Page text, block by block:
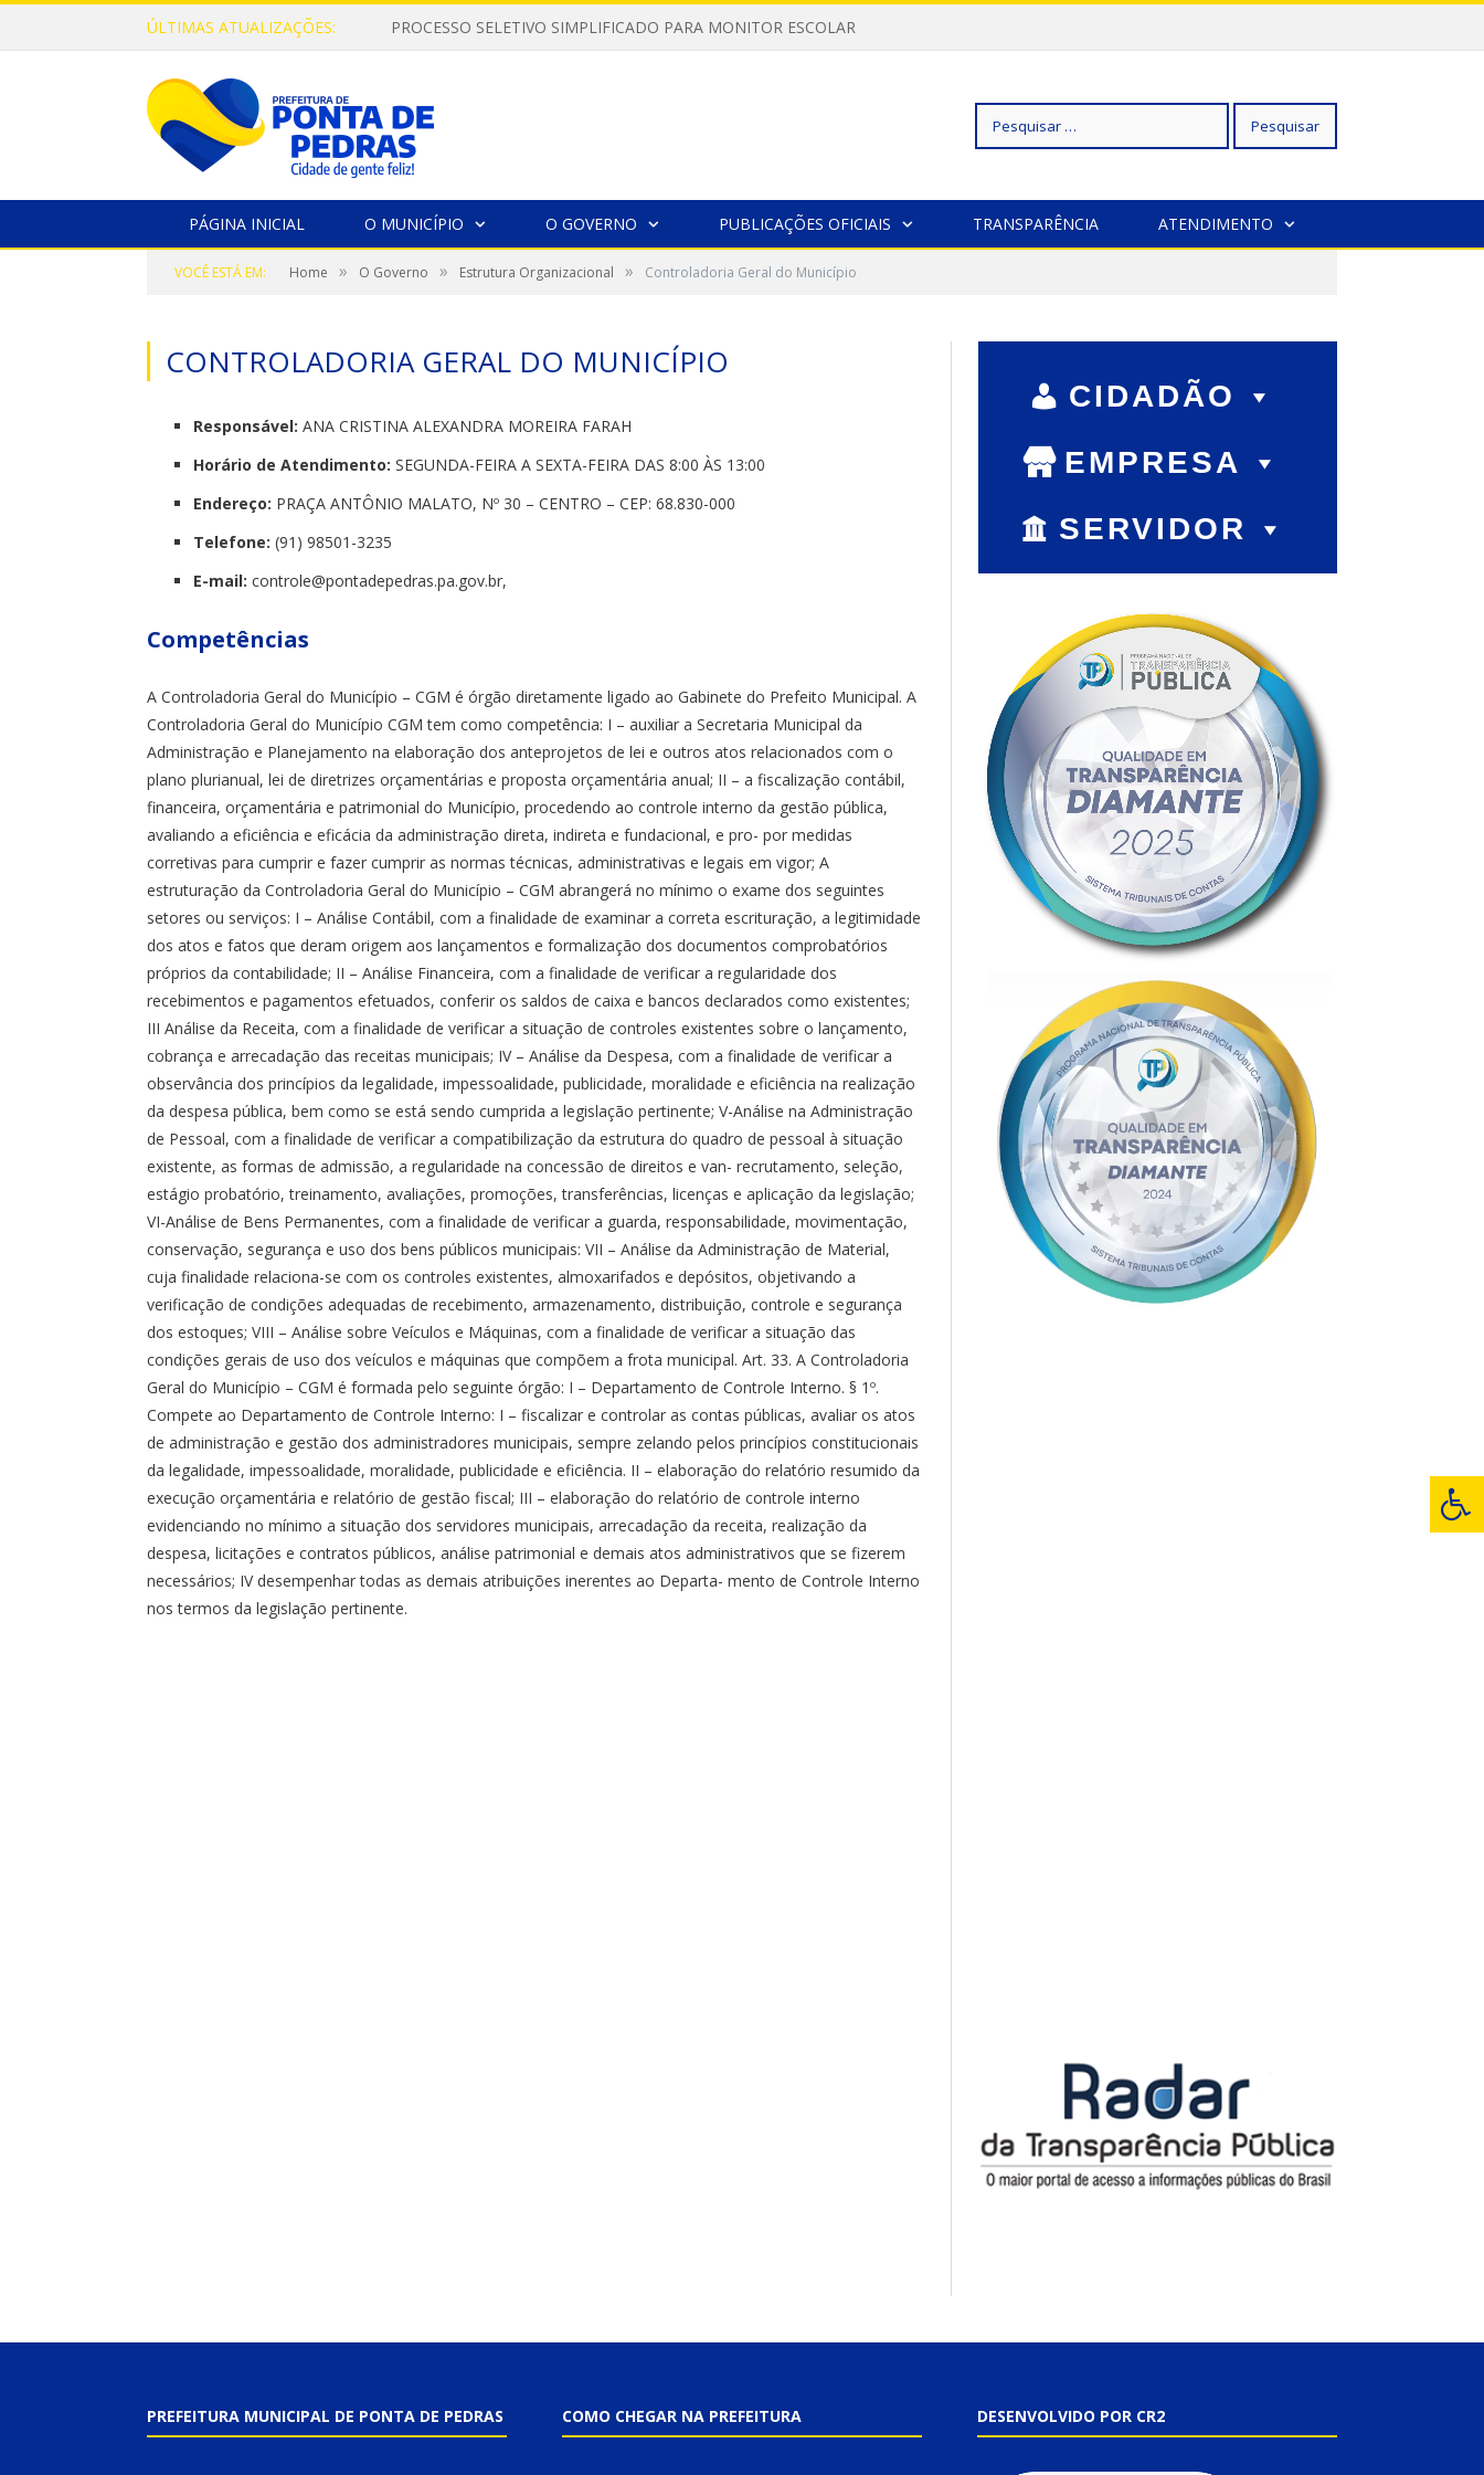
ÚLTIMAS ATUALIZAÇÕES: PROCESSO SELETIVO SIMPLIFICADO PARA MONITOR ESCOLAR
Pesquisar
PÁGINA INICIAL O MUNICÍPIO O GOVERNO PUBLICAÇÕES OFICIAIS TRANSPARÊNCIA ATENDIMENTO
VOCÊ ESTÁ EM: Home » O Governo » Estrutura Organizacional » Controladoria Geral do Município
CONTROLADORIA GERAL DO MUNICÍPIO
Responsável: ANA CRISTINA ALEXANDRA MOREIRA FARAH
Horário de Atendimento: SEGUNDA-FEIRA A SEXTA-FEIRA DAS 8:00 ÀS 13:00
Endereço: PRAÇA ANTÔNIO MALATO, Nº 30 – CENTRO – CEP: 68.830-000
Telefone: (91) 98501-3235
E-mail: controle@pontadepedras.pa.gov.br,
Competências
A Controladoria Geral do Município – CGM é órgão diretamente ligado ao Gabinete do Prefeito Municipal. A
Controladoria Geral do Município CGM tem como competência: I – auxiliar a Secretaria Municipal da
Administração e Planejamento na elaboração dos anteprojetos de lei e outros atos relacionados com o
plano plurianual, lei de diretrizes orçamentárias e proposta orçamentária anual; II – a fiscalização contábil,
financeira, orçamentária e patrimonial do Município, procedendo ao controle interno da gestão pública,
avaliando a eficiência e eficácia da administração direta, indireta e fundacional, e pro- por medidas
corretivas para cumprir e fazer cumprir as normas técnicas, administrativas e legais em vigor; A
estruturação da Controladoria Geral do Município – CGM abrangerá no mínimo o exame dos seguintes
setores ou serviços: I – Análise Contábil, com a finalidade de examinar a correta escrituração, a legitimidade
dos atos e fatos que deram origem aos lançamentos e formalização dos documentos comprobatórios
próprios da contabilidade; II – Análise Financeira, com a finalidade de verificar a regularidade dos
recebimentos e pagamentos efetuados, conferir os saldos de caixa e bancos declarados como existentes;
III Análise da Receita, com a finalidade de verificar a situação de controles existentes sobre o lançamento,
cobrança e arrecadação das receitas municipais; IV – Análise da Despesa, com a finalidade de verificar a
observância dos princípios da legalidade, impessoalidade, publicidade, moralidade e eficiência na realização
da despesa pública, bem como se está sendo cumprida a legislação pertinente; V-Análise na Administração
de Pessoal, com a finalidade de verificar a compatibilização da estrutura do quadro de pessoal à situação
existente, as formas de admissão, a regularidade na concessão de direitos e van- recrutamento, seleção,
estágio probatório, treinamento, avaliações, promoções, transferências, licenças e aplicação da legislação;
VI-Análise de Bens Permanentes, com a finalidade de verificar a guarda, responsabilidade, movimentação,
conservação, segurança e uso dos bens públicos municipais: VII – Análise da Administração de Material,
cuja finalidade relaciona-se com os controles existentes, almoxarifados e depósitos, objetivando a
verificação de condições adequadas de recebimento, armazenamento, distribuição, controle e segurança
dos estoques; VIII – Análise sobre Veículos e Máquinas, com a finalidade de verificar a situação das
condições gerais de uso dos veículos e máquinas que compõem a frota municipal. Art. 33. A Controladoria
Geral do Município – CGM é formada pelo seguinte órgão: I – Departamento de Controle Interno. § 1º.
Compete ao Departamento de Controle Interno: I – fiscalizar e controlar as contas públicas, avaliar os atos
de administração e gestão dos administradores municipais, sempre zelando pelos princípios constitucionais
da legalidade, impessoalidade, moralidade, publicidade e eficiência. II – elaboração do relatório resumido da
execução orçamentária e relatório de gestão fiscal; III – elaboração do relatório de controle interno
evidenciando no mínimo a situação dos servidores municipais, arrecadação da receita, realização da
despesa, licitações e contratos públicos, análise patrimonial e demais atos administrativos que se fizerem
necessários; IV desempenhar todas as demais atribuições inerentes ao Departa- mento de Controle Interno
nos termos da legislação pertinente.
CIDADÃO
EMPRESA
SERVIDOR
PREFEITURA MUNICIPAL DE PONTA DE PEDRAS COMO CHEGAR NA PREFEITURA DESENVOLVIDO POR CR2